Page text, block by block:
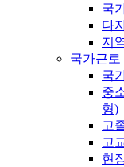
국
다
지
국가근로
국
중
형)
고
고
현